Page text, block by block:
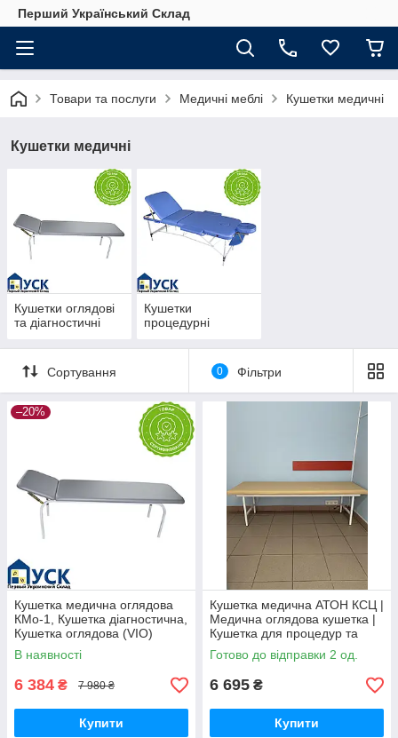
Перший Український Склад
Товари та послуги Медичні меблі Кушетки медичні
Кушетки медичні
Кушетки оглядові
та діагностичні
Кушетки
процедурні
Сортування 0 Фільтри
–20%
Кушетка медична оглядова
КМо-1, Кушетка діагностична,
Кушетка оглядова (VIO)
В наявності
6 384 ₴ 7 980 ₴
Купити
Кушетка медична АТОН КСЦ |
Медична оглядова кушетка |
Кушетка для процедур та
медичних кабінетів
Готово до відправки 2 од.
6 695 ₴
Купити